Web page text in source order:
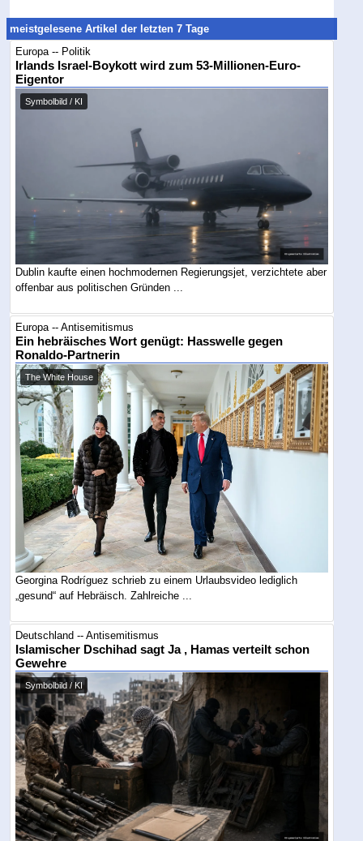
meistgelesene Artikel der letzten 7 Tage
Europa -- Politik
Irlands Israel-Boykott wird zum 53-Millionen-Euro-
Eigentor
Symbolbild / KI
Dublin kaufte einen hochmodernen Regierungsjet, verzichtete aber
offenbar aus politischen Gründen ...
Europa -- Antisemitismus
Ein hebräisches Wort genügt: Hasswelle gegen
Ronaldo-Partnerin
The White House
Georgina Rodríguez schrieb zu einem Urlaubsvideo lediglich
„gesund“ auf Hebräisch. Zahlreiche ...
Deutschland -- Antisemitismus
Islamischer Dschihad sagt Ja , Hamas verteilt schon
Gewehre
Symbolbild / KI